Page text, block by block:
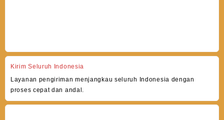
Kirim Seluruh Indonesia
Layanan pengiriman menjangkau seluruh Indonesia dengan
proses cepat dan andal.